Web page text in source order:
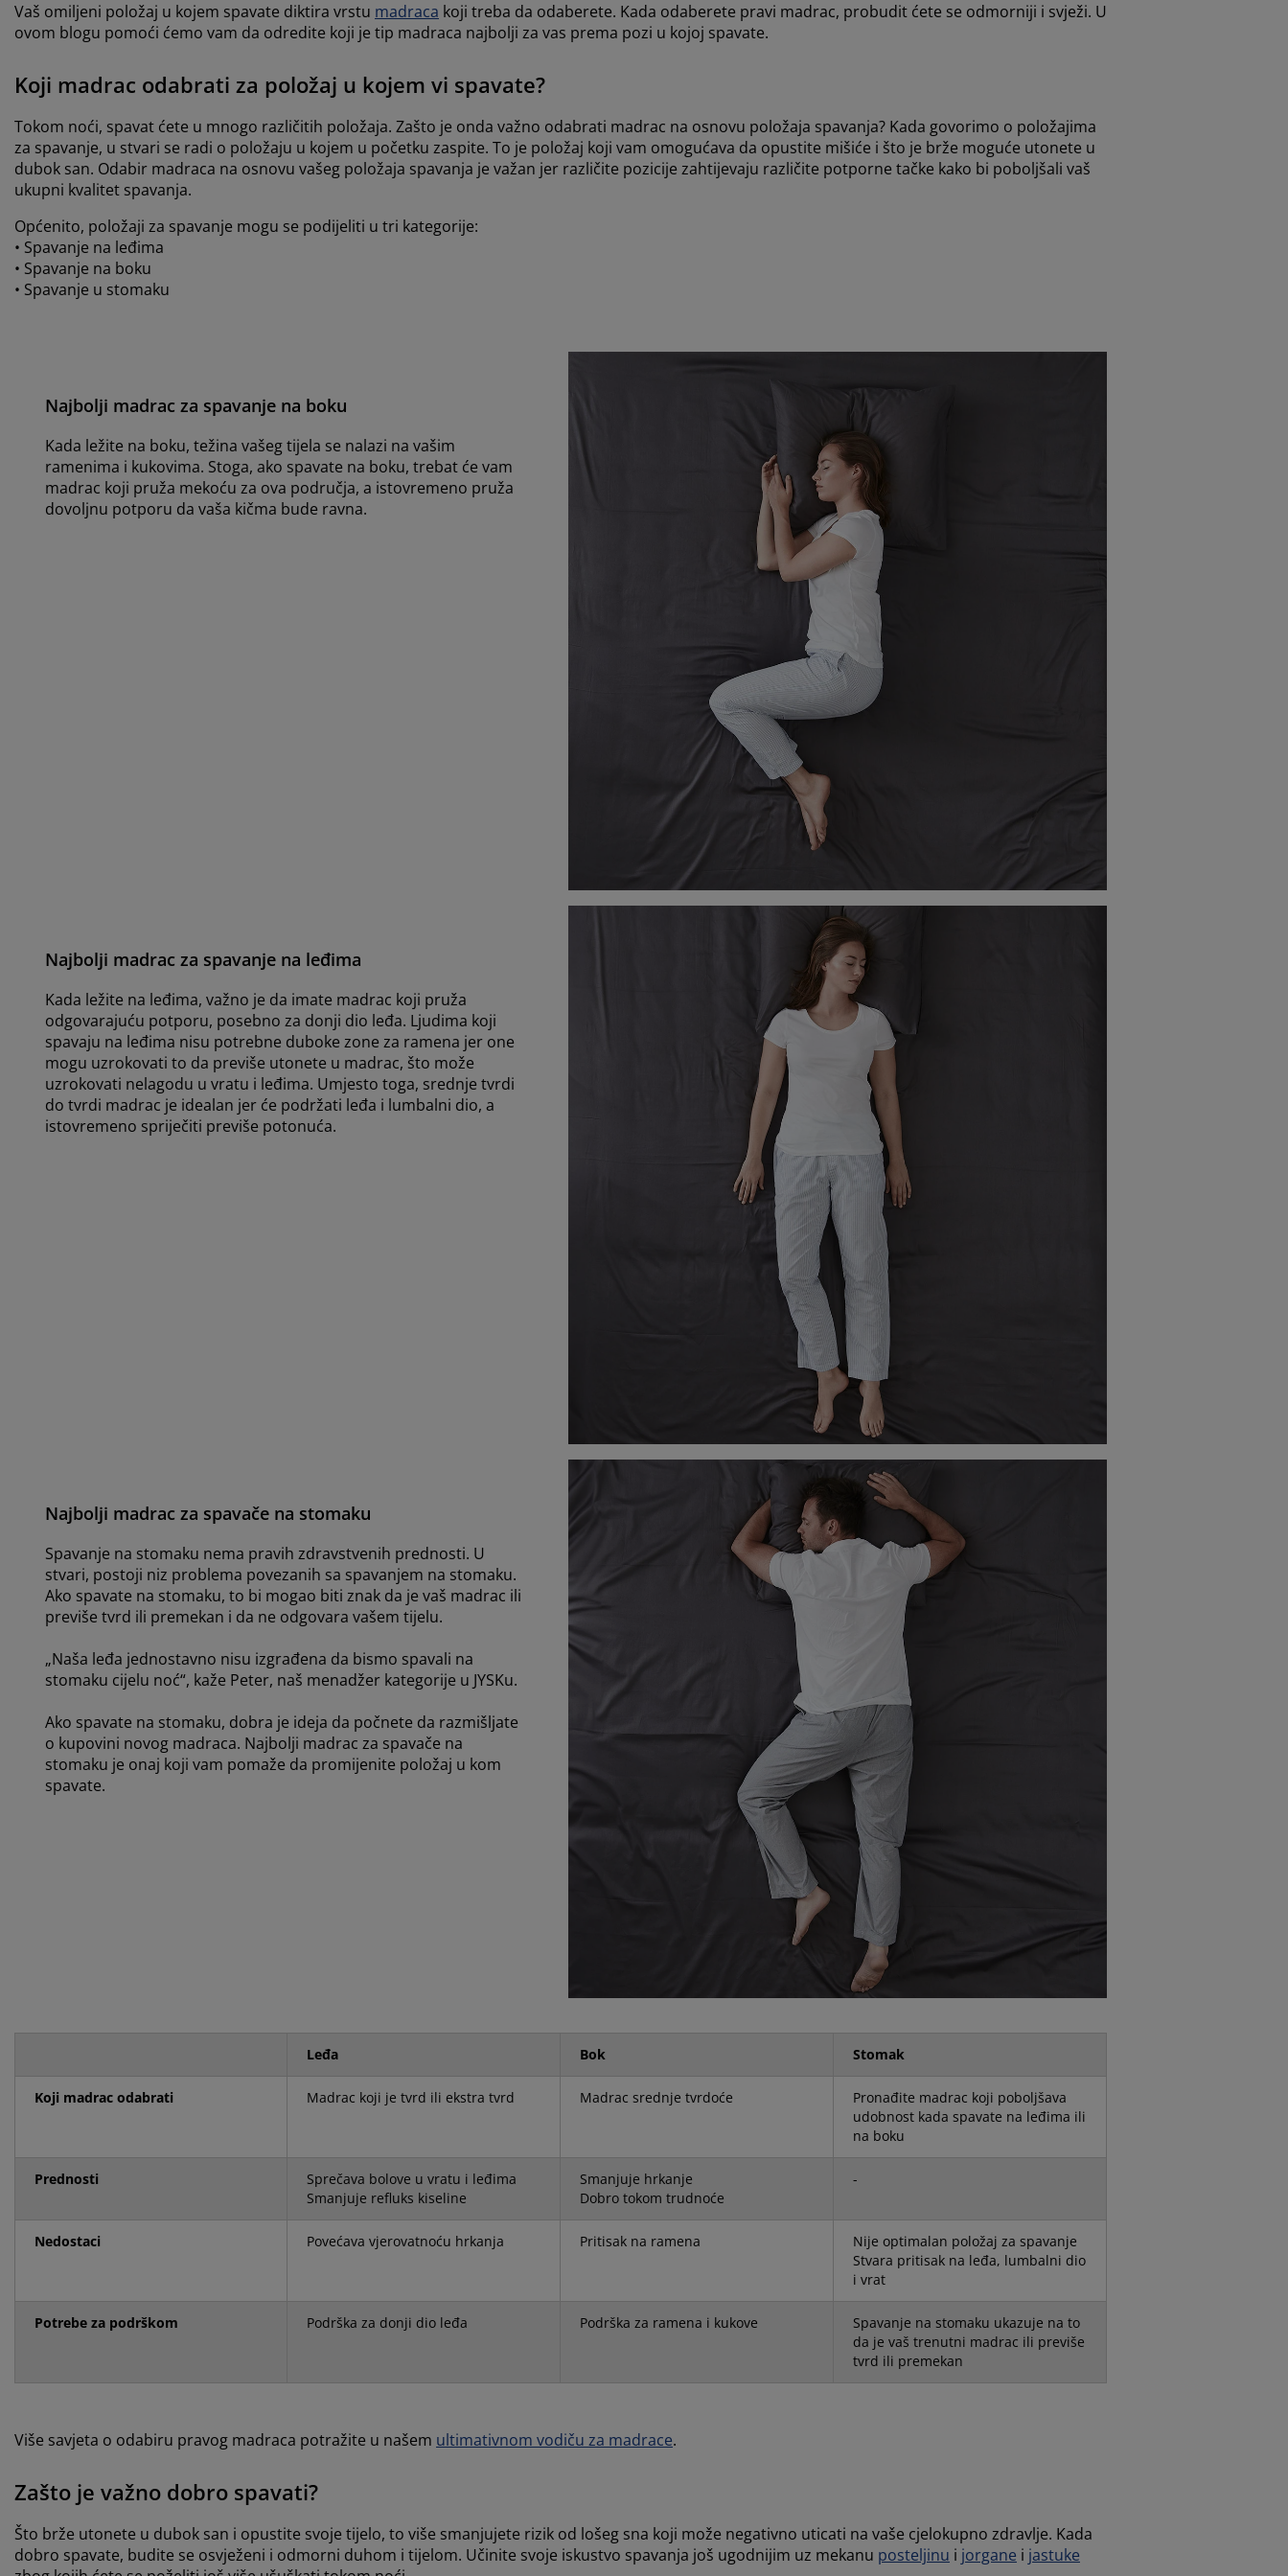
Vaš omiljeni položaj u kojem spavate diktira vrstu madraca koji treba da odaberete. Kada odaberete pravi madrac, probudit ćete se odmorniji i svježi. U
ovom blogu pomoći ćemo vam da odredite koji je tip madraca najbolji za vas prema pozi u kojoj spavate.
Koji madrac odabrati za položaj u kojem vi spavate?
Tokom noći, spavat ćete u mnogo različitih položaja. Zašto je onda važno odabrati madrac na osnovu položaja spavanja? Kada govorimo o položajima
za spavanje, u stvari se radi o položaju u kojem u početku zaspite. To je položaj koji vam omogućava da opustite mišiće i što je brže moguće utonete u
dubok san. Odabir madraca na osnovu vašeg položaja spavanja je važan jer različite pozicije zahtijevaju različite potporne tačke kako bi poboljšali vaš
ukupni kvalitet spavanja.
Općenito, položaji za spavanje mogu se podijeliti u tri kategorije:
• Spavanje na leđima
• Spavanje na boku
• Spavanje u stomaku
Najbolji madrac za spavanje na boku
Kada ležite na boku, težina vašeg tijela se nalazi na vašim
ramenima i kukovima. Stoga, ako spavate na boku, trebat će vam
madrac koji pruža mekoću za ova područja, a istovremeno pruža
dovoljnu potporu da vaša kičma bude ravna.
Najbolji madrac za spavanje na leđima
Kada ležite na leđima, važno je da imate madrac koji pruža
odgovarajuću potporu, posebno za donji dio leđa. Ljudima koji
spavaju na leđima nisu potrebne duboke zone za ramena jer one
mogu uzrokovati to da previše utonete u madrac, što može
uzrokovati nelagodu u vratu i leđima. Umjesto toga, srednje tvrdi
do tvrdi madrac je idealan jer će podržati leđa i lumbalni dio, a
istovremeno spriječiti previše potonuća.
Najbolji madrac za spavače na stomaku
Spavanje na stomaku nema pravih zdravstvenih prednosti. U
stvari, postoji niz problema povezanih sa spavanjem na stomaku.
Ako spavate na stomaku, to bi mogao biti znak da je vaš madrac ili
previše tvrd ili premekan i da ne odgovara vašem tijelu.
„Naša leđa jednostavno nisu izgrađena da bismo spavali na
stomaku cijelu noć“, kaže Peter, naš menadžer kategorije u JYSKu.
Ako spavate na stomaku, dobra je ideja da počnete da razmišljate
o kupovini novog madraca. Najbolji madrac za spavače na
stomaku je onaj koji vam pomaže da promijenite položaj u kom
spavate.
Leđa Bok Stomak
Koji madrac odabrati Madrac koji je tvrd ili ekstra tvrd Madrac srednje tvrdoće
Pronađite madrac koji poboljšava
udobnost kada spavate na leđima ili
na boku
Prednosti
Sprečava bolove u vratu i leđima
Smanjuje refluks kiseline
Smanjuje hrkanje
Dobro tokom trudnoće
-
Nedostaci Povećava vjerovatnoću hrkanja Pritisak na ramena
Nije optimalan položaj za spavanje
Stvara pritisak na leđa, lumbalni dio
i vrat
Potrebe za podrškom Podrška za donji dio leđa Podrška za ramena i kukove
Spavanje na stomaku ukazuje na to
da je vaš trenutni madrac ili previše
tvrd ili premekan
Više savjeta o odabiru pravog madraca potražite u našem ultimativnom vodiču za madrace.
Zašto je važno dobro spavati?
Što brže utonete u dubok san i opustite svoje tijelo, to više smanjujete rizik od lošeg sna koji može negativno uticati na vaše cjelokupno zdravlje. Kada
dobro spavate, budite se osvježeni i odmorni duhom i tijelom. Učinite svoje iskustvo spavanja još ugodnijim uz mekanu posteljinu i jorgane i jastuke